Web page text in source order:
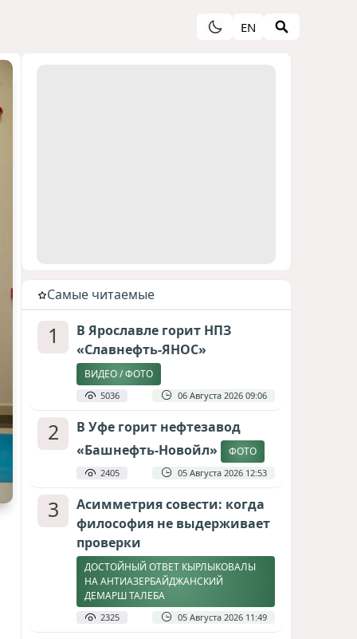
EN
Cамые читаемые
1
В Ярославле горит НПЗ
«Славнефть-ЯНОС»
ВИДЕО / ФОТО
5036 06 Августа 2026 09:06
2
В Уфе горит нефтезавод
«Башнефть-Новойл»
ФОТО
2405 05 Августа 2026 12:53
3
Асимметрия совести: когда
философия не выдерживает
проверки
ДОСТОЙНЫЙ ОТВЕТ КЫРЛЫКОВАЛЫ
НА АНТИАЗЕРБАЙДЖАНСКИЙ
ДЕМАРШ ТАЛЕБА
2325 05 Августа 2026 11:49